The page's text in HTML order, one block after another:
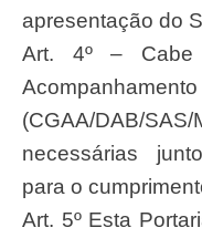
apresentação do
Art. 4º – Cabe
(CGAA/DAB/
necessárias
para o
Art. 5º Esta